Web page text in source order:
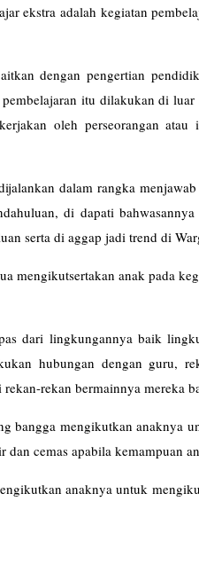
ekstra adalah kegiatan
dengan pengertian
itu dilakukan di
oleh perseorangan
Belajar).
dalam rangka
di dapati
serta di aggap jadi trend di
mengikutsertakan anak pada
dari lingkungannya baik
hubungan dengan guru,
rekan bermainnya mereka
bangga mengikutkan anaknya
cemas apabila kemampuan
anaknya untuk